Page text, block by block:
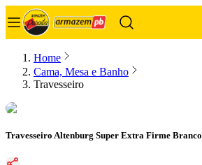
Home
Cama, Mesa e Banho
Travesseiro
Travesseiro Altenburg Super Extra Firme Branco